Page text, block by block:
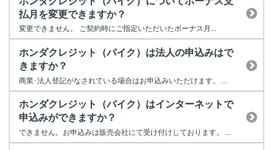
払月を変更できますか？
変更できません。 ご契約時にご指定いただいたボーナス月...
ホンダクレジット（バイク）は法人の申込みはで
きますか？
商業･法人登記がなされている場合はお申込みいただけます。 ...
ホンダクレジット（バイク）はインターネットで
申込みができますか？
できません。お申込みは販売会社にて受け付けしております。 ...